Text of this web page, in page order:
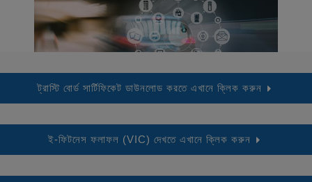
ট্রাস্টি বোর্ড সার্টিফিকেট ডাউনলোড করতে এখানে ক্লিক করুন
ই-ফিটনেস ফলাফল (VIC) দেখতে এখানে ক্লিক করুন